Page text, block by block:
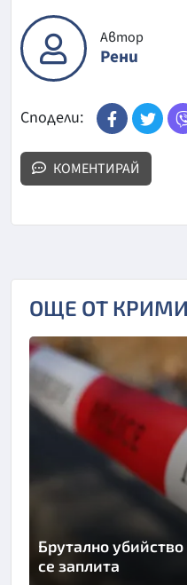
Автор
Рени
Сподели:
КОМЕНТИРАЙ
ОЩЕ ОТ КРИМИ
Брутално
се заплита